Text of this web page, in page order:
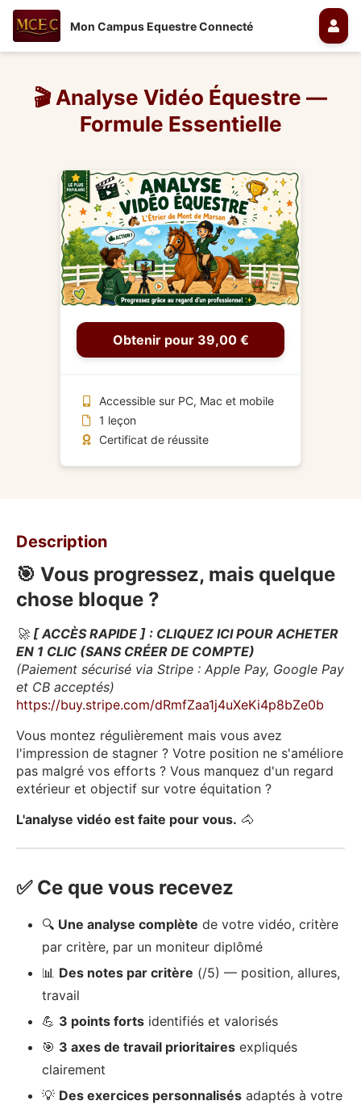
Mon Campus Equestre Connecté
🎬 Analyse Vidéo Équestre —
Formule Essentielle
Obtenir pour 39,00 €
Accessible sur PC, Mac et mobile
1 leçon
Certificat de réussite
Description
🎯 Vous progressez, mais quelque
chose bloque ?
🚀 [ ACCÈS RAPIDE ] : CLIQUEZ ICI POUR ACHETER
EN 1 CLIC (SANS CRÉER DE COMPTE)
(Paiement sécurisé via Stripe : Apple Pay, Google Pay
et CB acceptés)
https://buy.stripe.com/dRmfZaa1j4uXeKi4p8bZe0b
Vous montez régulièrement mais vous avez
l'impression de stagner ? Votre position ne s'améliore
pas malgré vos efforts ? Vous manquez d'un regard
extérieur et objectif sur votre équitation ?
L'analyse vidéo est faite pour vous. 🐴
✅ Ce que vous recevez
🔍 Une analyse complète de votre vidéo, critère
par critère, par un moniteur diplômé
📊 Des notes par critère (/5) — position, allures,
travail
💪 3 points forts identifiés et valorisés
🎯 3 axes de travail prioritaires expliqués
clairement
💡 Des exercices personnalisés adaptés à votre